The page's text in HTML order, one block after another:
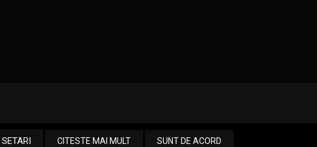
SETARI CITESTE MAI MULT SUNT DE ACORD